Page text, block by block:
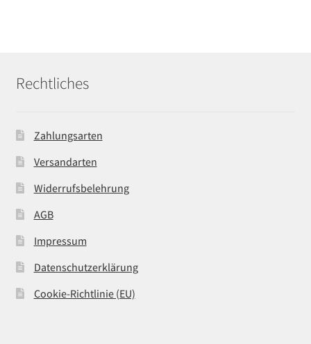
Rechtliches
Zahlungsarten
Versandarten
Widerrufsbelehrung
AGB
Impressum
Datenschutzerklärung
Cookie-Richtlinie (EU)